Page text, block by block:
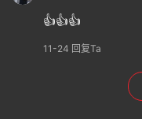
👍👍👍
11-24 回复Ta